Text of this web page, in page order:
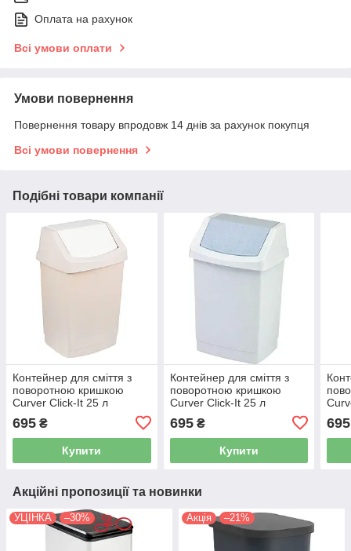
Оплата на рахунок
Всі умови оплати
Умови повернення
Повернення товару впродовж 14 днів за рахунок покупця
Всі умови повернення
Подібні товари компанії
Контейнер для сміття з
поворотною кришкою
Curver Click-It 25 л
695 ₴
Купити
Контейнер для сміття з
поворотною кришкою
Curver Click-It 25 л
695₴
Купити
695
Акційні пропозиції та новинки
УЦІНКА –30% Акція –21%